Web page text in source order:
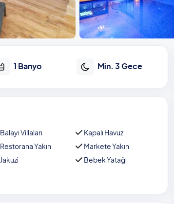
1 Banyo Min. 3 Gece
Balayı Villaları
Kapalı Havuz
Restorana Yakın
Markete Yakın
Jakuzi
Bebek Yatağı